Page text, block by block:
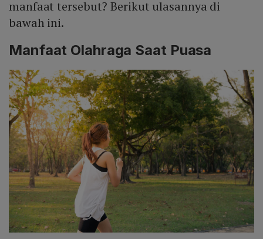
manfaat tersebut? Berikut ulasannya di
bawah ini.
Manfaat Olahraga Saat Puasa